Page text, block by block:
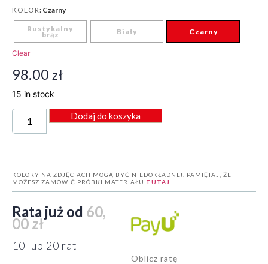
KOLOR: Czarny
Rustykalny
brąz Biały Czarny
Clear
98.00 zł
15 in stock
Dodaj do koszyka
KOLORY NA ZDJĘCIACH MOGĄ BYĆ NIEDOKŁADNE!. PAMIĘTAJ, ŻE
MOŻESZ ZAMÓWIĆ PRÓBKI MATERIAŁU TUTAJ
Rata już od 60,
00 zł
10 lub 20 rat
Oblicz ratę